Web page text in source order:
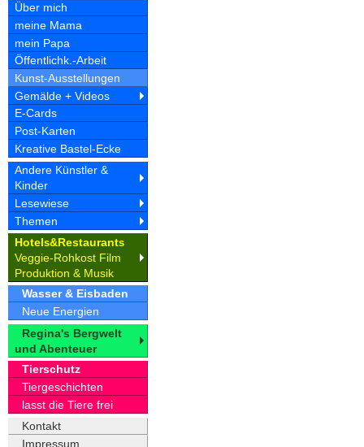
Über mich
meine Mama
mein Papa
Öffentlichk.-Arbeit
Kunst-Ausstellungen
Gemälde + Videos
E-Cards
Post-Karten
Kreative Bastel-Ecke
Andere Künstler &
Kinder
Lesewiese
Themen
Hotels&Restaurants
Veggie-Rohkost Film
Produktion & Musik
Wasser & Eisbaden
Neue Energien
Regina's Bergwelt
und Abenteuer
Tierschutz
Tiergeschichten
lasst die Tiere frei
Kontakt
Impressum